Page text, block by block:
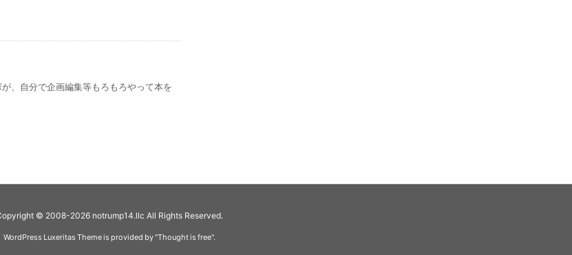
、自分で企画編集等もろもろやって本を
© 2008-2026 notrump14.llc All Rights Reserved.
WordPress Luxeritas Theme is provided by "Thought is free".